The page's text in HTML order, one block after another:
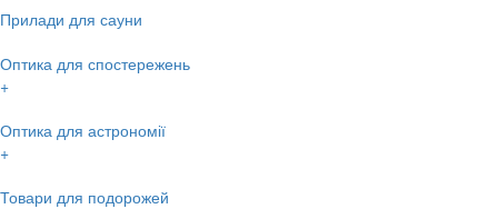
Прилади для сауни
Оптика для спостережень
+
Оптика для астрономії
+
Товари для подорожей